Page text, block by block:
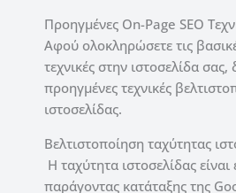
Προηγμένες On-Page SEO
Αφού ολοκληρώσετε τις
τεχνικές στην ιστοσελίδα σας,
προηγμένες τεχνικές
ιστοσελίδας.
Βελτιστοποίηση ταχύτητας
Η ταχύτητα ιστοσελίδας
παράγοντας κατάταξης της